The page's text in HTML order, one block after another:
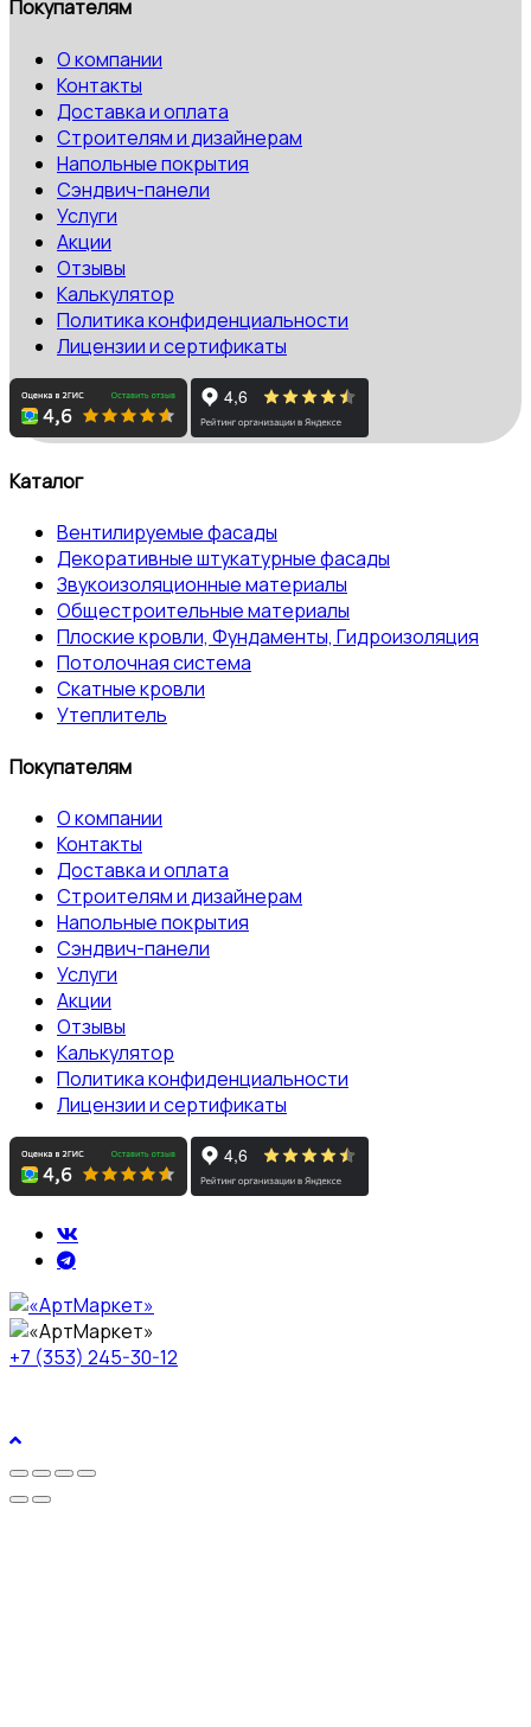
Покупателям
О компании
Контакты
Доставка и оплата
Строителям и дизайнерам
Напольные покрытия
Сэндвич-панели
Услуги
Акции
Отзывы
Калькулятор
Политика конфиденциальности
Лицензии и сертификаты
Каталог
Вентилируемые фасады
Декоративные штукатурные фасады
Звукоизоляционные материалы
Общестроительные материалы
Плоские кровли, Фундаменты, Гидроизоляция
Потолочная система
Скатные кровли
Утеплитель
Покупателям
О компании
Контакты
Доставка и оплата
Строителям и дизайнерам
Напольные покрытия
Сэндвич-панели
Услуги
Акции
Отзывы
Калькулятор
Политика конфиденциальности
Лицензии и сертификаты
+7 (353) 245-30-12